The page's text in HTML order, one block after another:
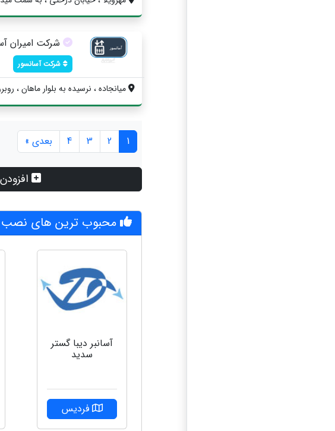
شرکت امیران
شرکت آسانسور
میانجاده ، نرسیده به بلوار ماهان ،
1
2
3
4 بعدی »
محبوب ترین های نصب
آسانبر دیبا گستر
سدید
فردیس